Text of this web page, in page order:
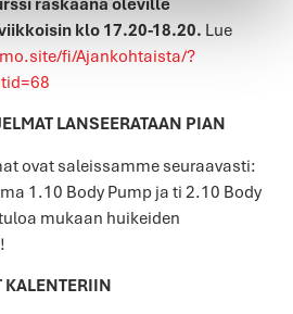
klo 17.20-18.20. Lue
fi/Ajankohtaista/?
LANSEERATAAN PIAN
ovat saleissamme seuraavasti:
1.10 Body Pump ja ti 2.10 Body
mukaan huikeiden
KALENTERIIN